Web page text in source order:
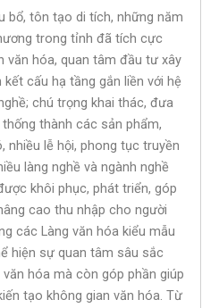
bổ, tôn tạo di tích, những năm
trong tỉnh đã tích cực
văn hóa, quan tâm đầu tư xây
cấu hạ tầng gắn liền với hệ
chú trọng khai thác, đưa
thành các sản phẩm,
nhiều lễ hội, phong tục truyền
làng nghề và ngành nghề
khôi phục, phát triển, góp
cao thu nhập cho người
các Làng văn hóa kiểu mẫu
hiện sự quan tâm sâu sắc
hóa mà còn góp phần giúp
tạo không gian văn hóa. Từ